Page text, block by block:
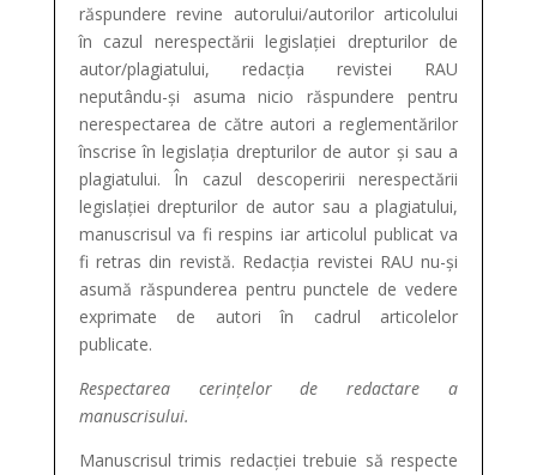
răspundere revine autorului/autorilor articolului
în cazul nerespectării legislației drepturilor de
autor/plagiatului, redacția revistei RAU
neputându-și asuma nicio răspundere pentru
nerespectarea de către autori a reglementărilor
înscrise în legislația drepturilor de autor și sau a
plagiatului. În cazul descoperirii nerespectării
legislației drepturilor de autor sau a plagiatului,
manuscrisul va fi respins iar articolul publicat va
fi retras din revistă. Redacția revistei RAU nu-și
asumă răspunderea pentru punctele de vedere
exprimate de autori în cadrul articolelor
publicate.
Respectarea cerințelor de redactare a
manuscrisului.
Manuscrisul trimis redacției trebuie să respecte